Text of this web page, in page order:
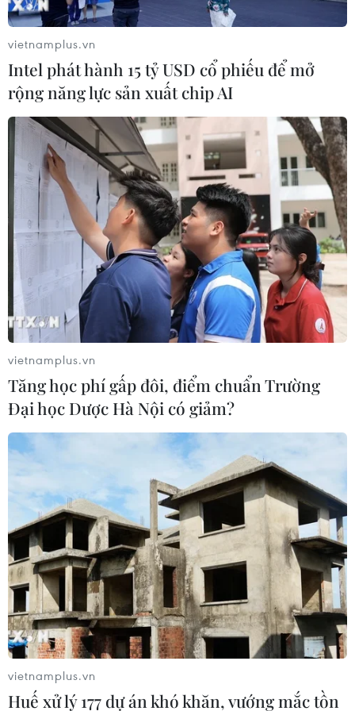
(TTXVN/Vietnam+)
#Napoleon Bonaparte #Bảo tàng
#Tu sửa
#Kiến trúc
Cuba
Theo dõi VietnamPlus
TIN CÙNG CHUYÊN MỤC
Thành phố Hồ Chí Minh bắn pháo
hoa tại 7 điểm chào mừng 81 năm
Quốc khánh
10/08/2026 12:00
FAHASA 50 năm: Hành trình
vietnamplus.vn
Intel phát hành 15 tỷ USD cổ phiếu để mở
rộng năng lực sản xuất chip AI
vietnamplus.vn
Tăng học phí gấp đôi, điểm chuẩn Trường
Đại học Dược Hà Nội có giảm?
vietnamplus.vn
Huế xử lý 177 dự án khó khăn, vướng mắc tồn